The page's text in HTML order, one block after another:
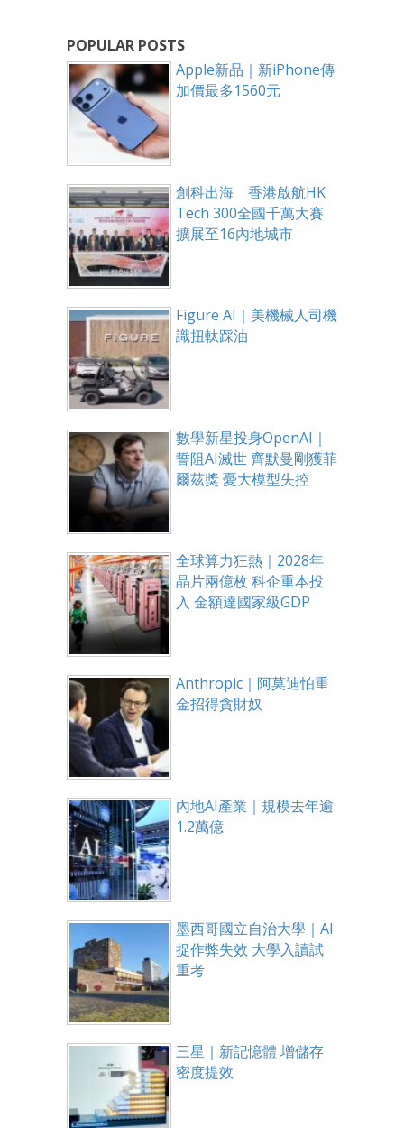
POPULAR POSTS
Apple新品｜新iPhone傳
加價最多1560元
創科出海 香港啟航HK
Tech 300全國千萬大賽
擴展至16內地城市
Figure AI｜美機械人司機
識扭軚踩油
數學新星投身OpenAI｜
誓阻AI滅世 齊默曼剛獲菲
爾茲獎 憂大模型失控
全球算力狂熱｜2028年
晶片兩億枚 科企重本投
入 金額達國家級GDP
Anthropic｜阿莫迪怕重
金招得貪財奴
內地AI產業｜規模去年逾
1.2萬億
墨西哥國立自治大學｜AI
捉作弊失效 大學入讀試
重考
三星｜新記憶體 增儲存
密度提效